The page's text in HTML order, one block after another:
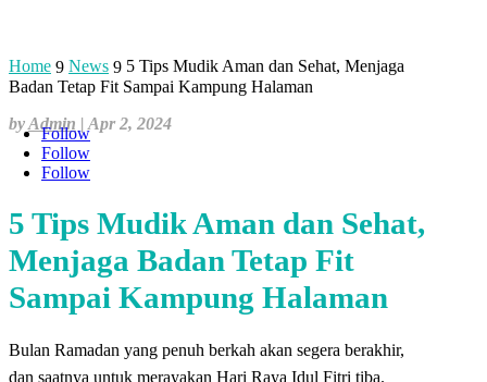
Home 9 News 9 5 Tips Mudik Aman dan Sehat, Menjaga
Badan Tetap Fit Sampai Kampung Halaman
byAdmin | Apr 2, 2024
Follow
Follow
Follow
5 Tips Mudik Aman dan Sehat,
Menjaga Badan Tetap Fit
Sampai Kampung Halaman
Bulan Ramadan yang penuh berkah akan segera berakhir,
dan saatnya untuk merayakan Hari Raya Idul Fitri tiba.